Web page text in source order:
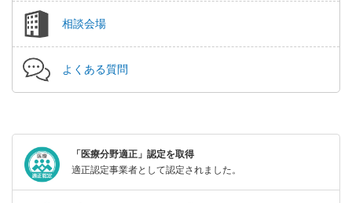
相談会場
よくある質問
「医療分野適正」認定を取得
適正認定事業者として認定されました。